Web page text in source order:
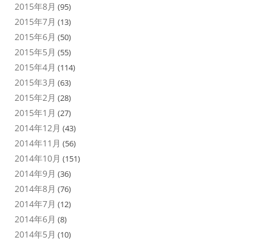
2015年8月 (95)
2015年7月 (13)
2015年6月 (50)
2015年5月 (55)
2015年4月 (114)
2015年3月 (63)
2015年2月 (28)
2015年1月 (27)
2014年12月 (43)
2014年11月 (56)
2014年10月 (151)
2014年9月 (36)
2014年8月 (76)
2014年7月 (12)
2014年6月 (8)
2014年5月 (10)